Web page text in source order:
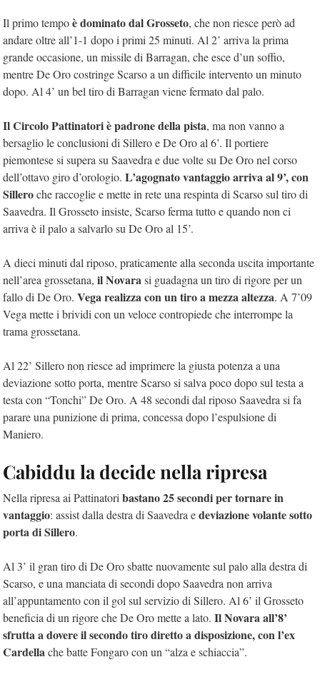
Il primo tempoè dominato dal Grosseto, che non riesce però ad
andare oltre all’1-1 dopo i primi 25 minuti. Al 2’ arriva la prima
grande occasione, un missile di Barragan, che esce d’un soffio,
mentre De Oro costringe Scarso a un difficile intervento un minuto
dopo. Al 4’ un bel tiro di Barragan viene fermato dal palo.
Il Circolo Pattinatori è padrone della pista, ma non vanno a
bersaglio le conclusioni di Sillero e De Oro al 6’. Il portiere
piemontese si supera su Saavedra e due volte su De Oro nel corso
dell’ottavo giro d’orologio. L’agognato vantaggio arriva al 9’, con
Silleroche raccoglie e mette in rete una respinta di Scarso sul tiro di
Saavedra. Il Grosseto insiste, Scarso ferma tutto e quando non ci
arriva è il palo a salvarlo su De Oro al 15’.
A dieci minuti dal riposo, praticamente alla seconda uscita importante
nell’area grossetana, il Novarasi guadagna un tiro di rigore per un
fallo di De Oro. Vega realizza con un tiro a mezza altezza. A 7’09
Vega mette i brividi con un veloce contropiede che interrompe la
trama grossetana.
Al 22’ Sillero non riesce ad imprimere la giusta potenza a una
deviazione sotto porta, mentre Scarso si salva poco dopo sul testa a
testa con “Tonchi” De Oro. A 48 secondi dal riposo Saavedra si fa
parare una punizione di prima, concessa dopo l’espulsione di
Maniero.
Cabiddu la decide nella ripresa
Nella ripresa ai Pattinatori bastano 25 secondi per tornare in
vantaggio: assist dalla destra di Saavedra edeviazione volante sotto
porta di Sillero.
Al 3’ il gran tiro di De Oro sbatte nuovamente sul palo alla destra di
Scarso, e una manciata di secondi dopo Saavedra non arriva
all’appuntamento con il gol sul servizio di Sillero. Al 6’ il Grosseto
beneficia di un rigore che De Oro mette a lato. Il Novara all’8’
sfrutta a dovere il secondo tiro diretto a disposizione, con l’ex
Cardellache batte Fongaro con un “alza e schiaccia”.